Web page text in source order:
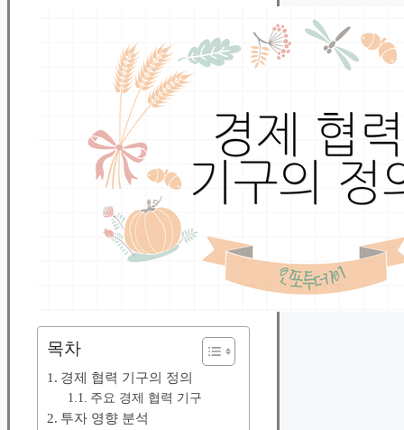
목차
경제 협력 기구의 정의
주요 경제 협력 기구
투자 영향 분석